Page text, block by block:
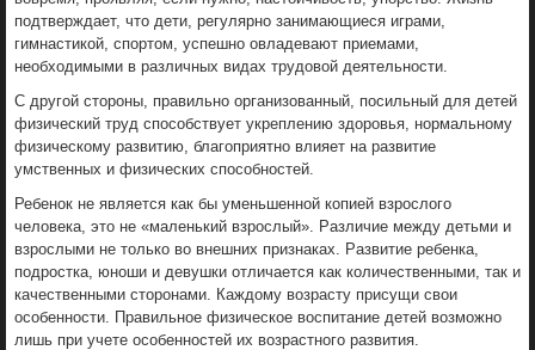
подтверждает, что дети, регулярно занимающиеся играми,
гимнастикой, спортом, успешно овладевают приемами,
необходимыми в различных видах трудовой деятельности.
С другой стороны, правильно организованный, посильный для детей
физический труд способствует укреплению здоровья, нормальному
физическому развитию, благоприятно влияет на развитие
умственных и физических способностей.
Ребенок не является как бы уменьшенной копией взрослого
человека, это не «маленький взрослый». Различие между детьми и
взрослыми не только во внешних признаках. Развитие ребенка,
подростка, юноши и девушки отличается как количественными, так и
качественными сторонами. Каждому возрасту присущи свои
особенности. Правильное физическое воспитание детей возможно
лишь при учете особенностей их возрастного развития.